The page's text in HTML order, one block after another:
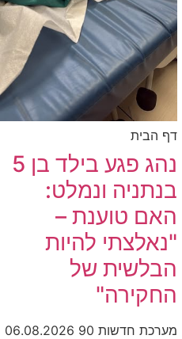
דף הבית
נהג פגע בילד בן 5
בנתניה ונמלט:
האם טוענת –
"נאלצתי להיות
הבלשית של
החקירה"
מערכת חדשות 90
06.08.2026